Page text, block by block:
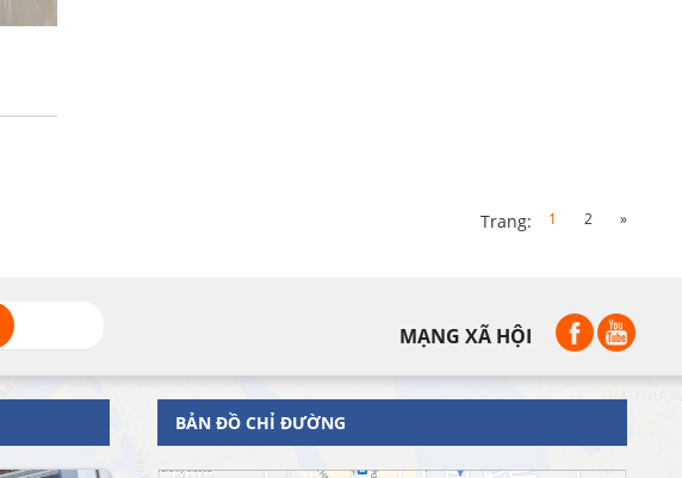
Trang: 1 2 »
MẠNG XÃ HỘI
BẢN ĐỒ CHỈ ĐƯỜNG